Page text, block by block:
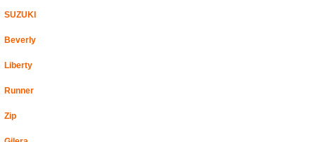
SUZUKI
Beverly
Liberty
Runner
Zip